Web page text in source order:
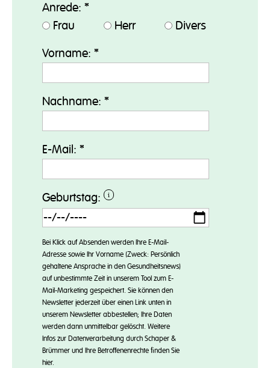
Anrede: *
Frau
Herr
Divers
Vorname: *
Nachname: *
E-Mail: *
Geburtstag:
Bei Klick auf Absenden werden Ihre E-Mail-
Adresse sowie Ihr Vorname (Zweck: Persönlich
gehaltene Ansprache in den Gesundheitsnews)
auf unbestimmte Zeit in unserem Tool zum E-
Mail-Marketing gespeichert. Sie können den
Newsletter jederzeit über einen Link unten in
unserem Newsletter abbestellen; Ihre Daten
werden dann unmittelbar gelöscht. Weitere
Infos zur Datenverarbeitung durch Schaper &
Brümmer und Ihre Betroffenenrechte finden Sie
hier.